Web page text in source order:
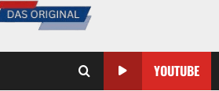
YOUTUBE